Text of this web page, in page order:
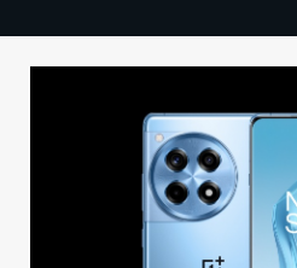
TECHBBS